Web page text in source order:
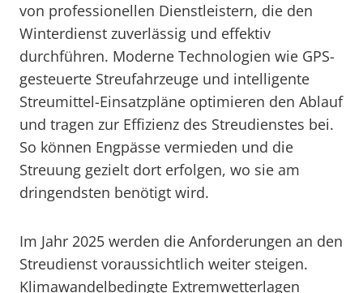
von professionellen Dienstleistern, die den
Winterdienst zuverlässig und effektiv
durchführen. Moderne Technologien wie GPS-
gesteuerte Streufahrzeuge und intelligente
Streumittel-Einsatzpläne optimieren den Ablauf
und tragen zur Effizienz des Streudienstes bei.
So können Engpässe vermieden und die
Streuung gezielt dort erfolgen, wo sie am
dringendsten benötigt wird.
Im Jahr 2025 werden die Anforderungen an den
Streudienst voraussichtlich weiter steigen.
Klimawandelbedingte Extremwetterlagen